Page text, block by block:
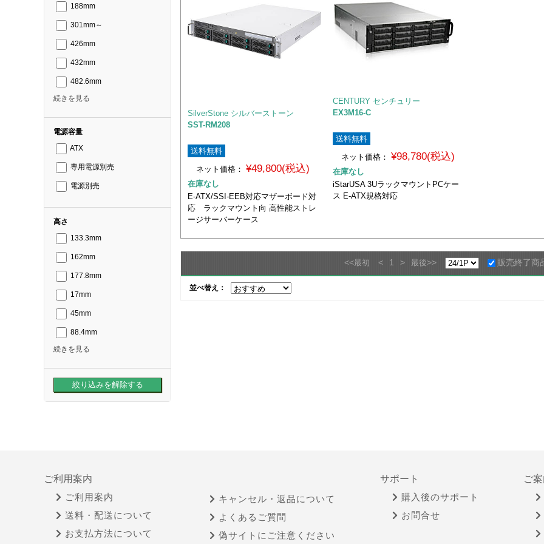
188mm
301mm～
426mm
432mm
482.6mm
続きを見る
電源容量
ATX
専用電源別売
電源別売
高さ
133.3mm
162mm
177.8mm
17mm
45mm
88.4mm
続きを見る
SilverStone シルバーストーン
SST-RM208
送料無料
ネット価格：
¥49,800(税込)
在庫なし
E-ATX/SSI-EEB対応マザーボード対
応 ラックマウント向 高性能ストレ
ージサーバーケース
CENTURY センチュリー
EX3M16-C
送料無料
ネット価格：
¥98,780(税込)
在庫なし
iStarUSA 3UラックマウントPCケー
ス E-ATX規格対応
<<最初 < 1 > 最後>> 販売終了商
並べ替え：
ご利用案内
ご利用案内
送料・配送について
お支払方法について
キャンセル・返品について
よくあるご質問
偽サイトにご注意ください
サポート
購入後のサポート
お問合せ
ご